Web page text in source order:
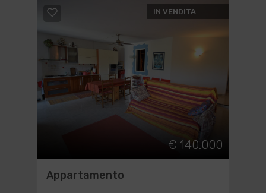
IN VENDITA
€ 140.000
Appartamento